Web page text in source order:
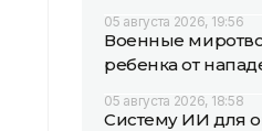
05 августа 2026, 19:56
Военные
ребенка от
05 августа 2026, 18:58
Систему ИИ для